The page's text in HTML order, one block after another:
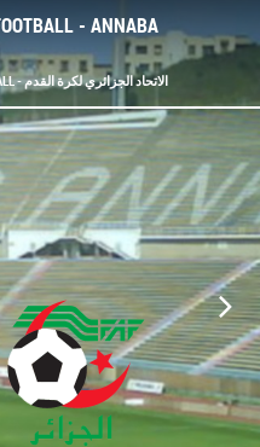
- ANNABA
FÉDÉRATION ALGÉRIENNE DE FOOTBALL - الاتحاد الجزائري لكرة القدم